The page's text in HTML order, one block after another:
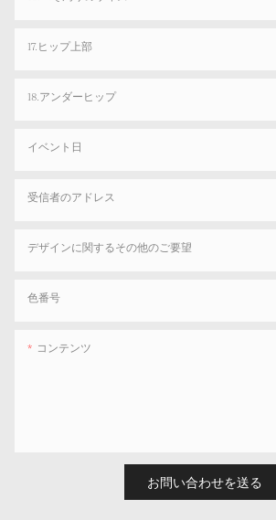
17.ヒップ上部
18.アンダーヒップ
イベント日
受信者のアドレス
デザインに関するその他のご要望
色番号
コンテンツ
お問い合わせを送る